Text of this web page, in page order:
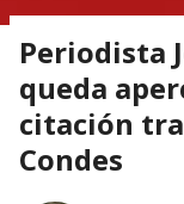
Periodista
queda
citación
Condes